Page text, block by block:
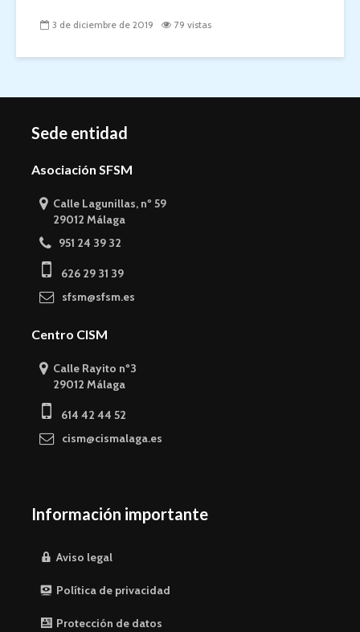
3 de diciembre de 2019 79 vistas
Sede entidad
Asociación SFSM
Calle Lagunillas, nº 59
29012 Málaga
951 24 39 32
626 29 31 39
sfsm@sfsm.es
Centro CISM
Calle Rayito nº3
29012 Málaga
614 42 44 52
cism@cismalaga.es
Información importante
Aviso legal
Política de privacidad
Protección de datos